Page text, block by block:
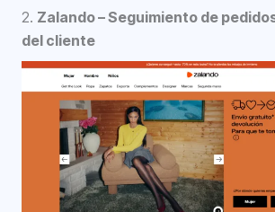
2. Zalando – Seguimiento de
del cliente